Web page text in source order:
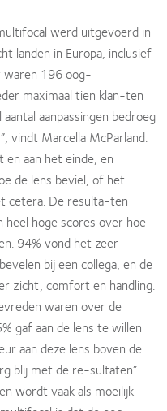
werd uitgevoerd in
landen in Europa, inclusief
waren 196 oog-
maximaal tien klan-ten
aanpassingen bedroeg
vindt Marcella McParland.
aan het einde, en
de lens beviel, of het
cetera. De resulta-ten
hoge scores over hoe
94% vond het zeer
bij een collega, en de
zicht, comfort en handling.
waren over de
gaf aan de lens te willen
aan deze lens boven de
blij met de re-sultaten”.
wordt vaak als moeilijk